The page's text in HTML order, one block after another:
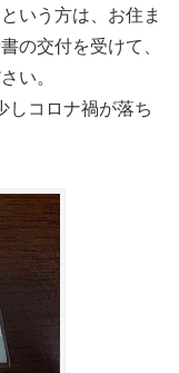
いう方は、お住ま
の交付を受けて、
い。
しコロナ禍が落ち